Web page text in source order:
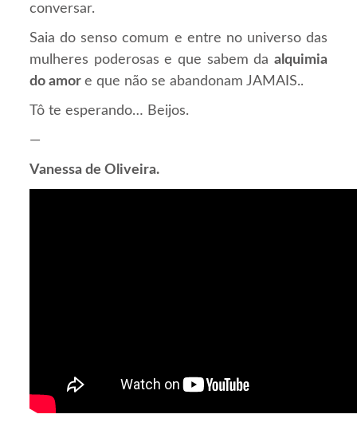
conversar.
Saia do senso comum e entre no universo das
mulheres poderosas e que sabem da alquimia
do amore que não se abandonam JAMAIS..
Tô te esperando… Beijos.
—
Vanessa de Oliveira.